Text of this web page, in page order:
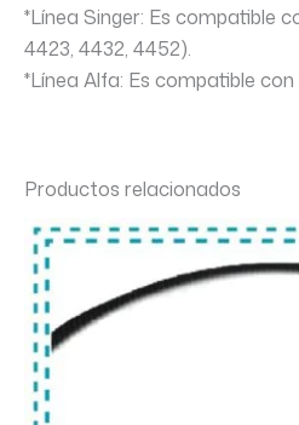
*Línea Singer: Es compatible
4423, 4432, 4452).
*Línea Alfa: Es compatible
Productos relacionados